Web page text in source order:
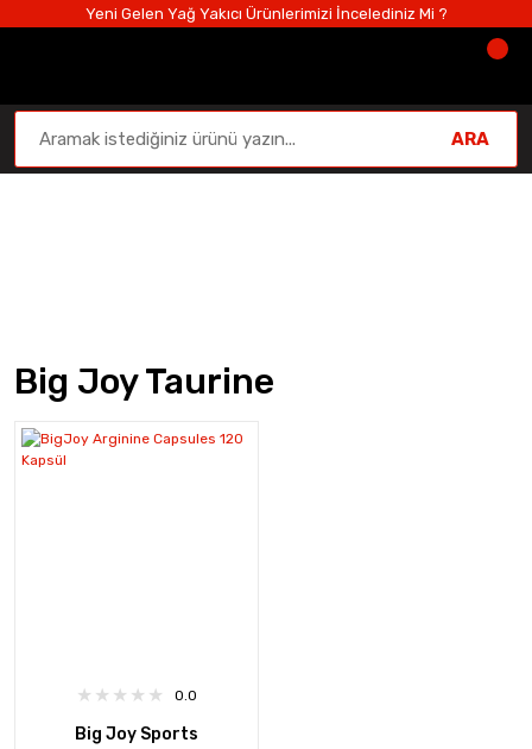
Yeni Gelen Yağ Yakıcı Ürünlerimizi İncelediniz Mi ?
ARA
Big Joy Taurine
0.0
Big Joy Sports